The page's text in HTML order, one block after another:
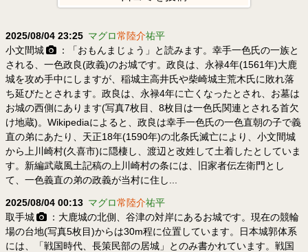
2025/08/04 23:25 マグロ常陸介祐平
小文間城
：「おもんまじょう」と読みます。幸手一色氏の一族と
される、一色政良(政義)のお城です。政良は、永禄4年(1561年)大鹿
城を攻め手中にしますが、稲城主高井氏や柴崎城主荒木氏に敗れ落
ち延びたとされます。政良は、永禄4年に亡くなったとされ、お墓は
お城の西側にあります(写真7枚目、8枚目は一色氏関連とされる首欠
け地蔵)。Wikipediaによると、政良は幸手一色氏の一色直朝の子で義
直の弟にあたり、天正18年(1590年)の北条氏滅亡により、小文間城
から上川崎村(久喜市)に隠棲し、渡辺と改姓して土着したとしていま
す。新編武蔵風土記稿の上川崎村の条には、旧家者伝左衛門とし
て、一色義直の弟の政義が当村に住し...
2025/08/04 00:13 マグロ常陸介祐平
取手城
：大鹿城の北側、谷津の対岸にあるお城です。現在の競輪
場の台地(写真5枚目)からは30m程に位置しています。日本城郭体系
には、「戦国時代、長策民部の居城」とのみ書かれています。戦国